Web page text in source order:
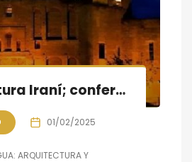
Arquitectura Iraní; conferencia- proyección
01/02/2025
ARQUITECTURA Y